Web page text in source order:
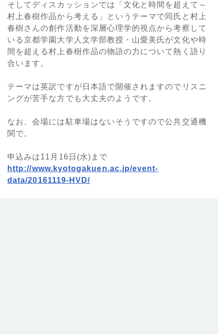
そしてディスカッションでは「文化と時間を超えて～
村上春樹作品から考える」というテーマで同氏と村上
春樹さんの創作活動を深層心理学的視点から考察して
いる京都学園大学人文学部教授・山愛美氏が文化や時
間を超える村上春樹作品の物語の力について熱く語り
合います。
テーマは英訳ですが日本語で開催されますのでリスニ
ングが苦手な方でも大丈夫のようです。
なお、会場には駐車場はないそうですので公共交通機
関で。
申込みは11月16日(水)まで
http://www.kyotogakuen.ac.jp/event-
data/20161119-HVD/